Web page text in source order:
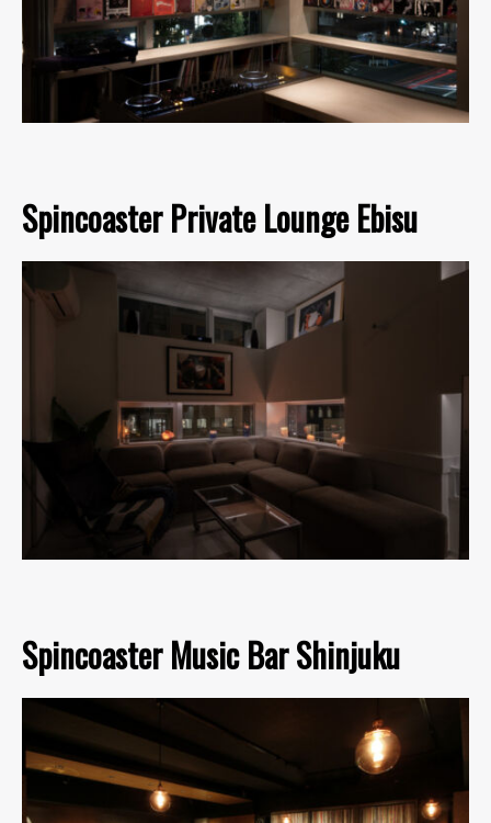
Spincoaster Private Lounge Ebisu
Spincoaster Music Bar Shinjuku